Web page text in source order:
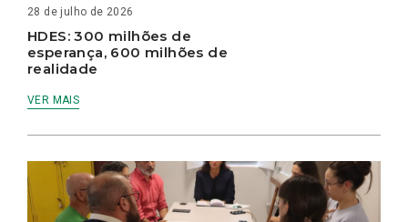
28 de julho de 2026
HDES: 300 milhões de
esperança, 600 milhões de
realidade
VER MAIS